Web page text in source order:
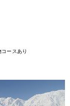
ースあり